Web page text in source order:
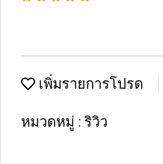
เพิ่มรายการโปรด
หมวดหมู่ : ริวิว